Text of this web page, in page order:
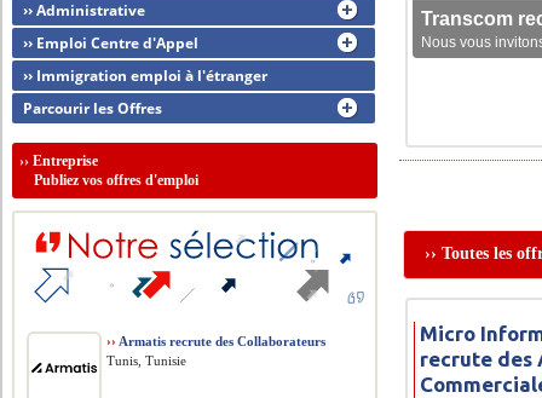
Transcom
Nous vous
›› Toutes les
Micro
recrute des
›› Administrative
›› Emploi Centre d'Appel
›› Immigration emploi à l'étranger
Parcourir les Offres
››Entreprise
Publiez vos offres d'emploi
›› Armatis recrute des Collaborateurs
Tunis, Tunisie